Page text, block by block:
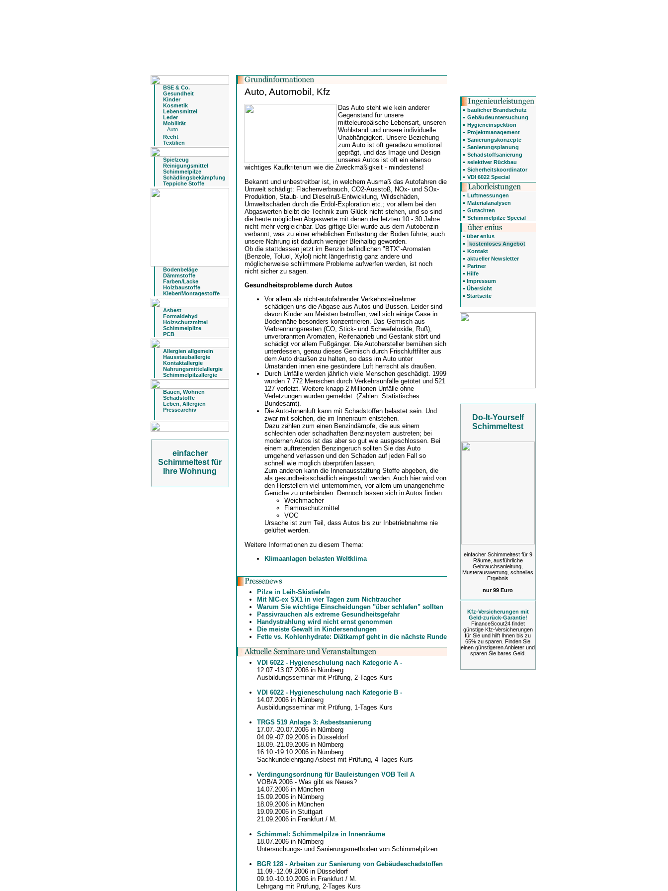
BSE & Co.
Gesundheit
Kinder
Kosmetik
Lebensmittel
Leder
Mobilität
Auto
Recht
Textilien
Spielzeug
Reinigungsmittel
Schimmelpilze
Schädlingsbekämpfung
Teppiche Stoffe
Bodenbeläge
Dämmstoffe
Farben/Lacke
Holzbaustoffe
Kleber/Montagestoffe
Asbest
Formaldehyd
Holzschutzmittel
Schimmelpilze
PCB
Allergien allgemein
Hausstauballergie
Kontaktallergie
Nahrungsmittelallergie
Schimmelpilzallergie
Bauen, Wohnen
Schadstoffe
Leben, Allergien
Pressearchiv
einfacher
Schimmeltest für
Ihre Wohnung
Auto, Automobil, Kfz
Das Auto steht wie kein anderer
Gegenstand für unsere
mitteleuropäische Lebensart, unseren
Wohlstand und unsere individuelle
Unabhängigkeit. Unsere Beziehung
zum Auto ist oft geradezu emotional
geprägt, und das Image und Design
unseres Autos ist oft ein ebenso
wichtiges Kaufkriterium wie die Zweckmäßigkeit - mindestens!
Bekannt und unbestreitbar ist, in welchem Ausmaß das Autofahren die
Umwelt schädigt: Flächenverbrauch, CO2-Ausstoß, NOx- und SOx-
Produktion, Staub- und Dieselruß-Entwicklung, Wildschäden,
Umweltschäden durch die Erdöl-Exploration etc.; vor allem bei den
Abgaswerten bleibt die Technik zum Glück nicht stehen, und so sind
die heute möglichen Abgaswerte mit denen der letzten 10 - 30 Jahre
nicht mehr vergleichbar. Das giftige Blei wurde aus dem Autobenzin
verbannt, was zu einer erheblichen Entlastung der Böden führte; auch
unsere Nahrung ist dadurch weniger Bleihaltig geworden.
Ob die stattdessen jetzt im Benzin befindlichen "BTX"-Aromaten
(Benzole, Toluol, Xylol) nicht längerfristig ganz andere und
möglicherweise schlimmere Probleme aufwerfen werden, ist noch
nicht sicher zu sagen.
Gesundheitsprobleme durch Autos
Vor allem als nicht-autofahrender Verkehrsteilnehmer
schädigen uns die Abgase aus Autos und Bussen. Leider sind
davon Kinder am Meisten betroffen, weil sich einige Gase in
Bodennähe besonders konzentrieren. Das Gemisch aus
Verbrennungsresten (CO, Stick- und Schwefeloxide, Ruß),
unverbrannten Aromaten, Reifenabrieb und Gestank stört und
schädigt vor allem Fußgänger. Die Autohersteller bemühen sich
unterdessen, genau dieses Gemisch durch Frischluftfilter aus
dem Auto draußen zu halten, so dass im Auto unter
Umständen innen eine gesündere Luft herrscht als draußen.
Durch Unfälle werden jährlich viele Menschen geschädigt. 1999
wurden 7 772 Menschen durch Verkehrsunfälle getötet und 521
127 verletzt. Weitere knapp 2 Millionen Unfälle ohne
Verletzungen wurden gemeldet. (Zahlen: Statistisches
Bundesamt).
Die Auto-Innenluft kann mit Schadstoffen belastet sein. Und
zwar mit solchen, die im Innenraum entstehen.
Dazu zählen zum einen Benzindämpfe, die aus einem
schlechten oder schadhaften Benzinsystem austreten; bei
modernen Autos ist das aber so gut wie ausgeschlossen. Bei
einem auftretenden Benzingeruch sollten Sie das Auto
umgehend verlassen und den Schaden auf jeden Fall so
schnell wie möglich überprüfen lassen.
Zum anderen kann die Innenausstattung Stoffe abgeben, die
als gesundheitsschädlich eingestuft werden. Auch hier wird von
den Herstellern viel unternommen, vor allem um unangenehme
Gerüche zu unterbinden. Dennoch lassen sich in Autos finden:
Weichmacher
Flammschutzmittel
VOC
Ursache ist zum Teil, dass Autos bis zur Inbetriebnahme nie
gelüftet werden.
Weitere Informationen zu diesem Thema:
Klimaanlagen belasten Weltklima
Pilze in Leih-Skistiefeln
Mit NIC-ex SX1 in vier Tagen zum Nichtraucher
Warum Sie wichtige Einscheidungen "über schlafen" sollten
Passivrauchen als extreme Gesundheitsgefahr
Handystrahlung wird nicht ernst genommen
Die meiste Gewalt in Kindersendungen
Fette vs. Kohlenhydrate: Diätkampf geht in die nächste Runde
VDI 6022 - Hygieneschulung nach Kategorie A -
12.07.-13.07.2006 in Nürnberg
Ausbildungsseminar mit Prüfung, 2-Tages Kurs
VDI 6022 - Hygieneschulung nach Kategorie B -
14.07.2006 in Nürnberg
Ausbildungsseminar mit Prüfung, 1-Tages Kurs
TRGS 519 Anlage 3: Asbestsanierung
17.07.-20.07.2006 in Nürnberg
04.09.-07.09.2006 in Düsseldorf
18.09.-21.09.2006 in Nürnberg
16.10.-19.10.2006 in Nürnberg
Sachkundelehrgang Asbest mit Prüfung, 4-Tages Kurs
Verdingungsordnung für Bauleistungen VOB Teil A
VOB/A 2006 - Was gibt es Neues?
14.07.2006 in München
15.09.2006 in Nürnberg
18.09.2006 in München
19.09.2006 in Stuttgart
21.09.2006 in Frankfurt / M.
Schimmel: Schimmelpilze in Innenräume
18.07.2006 in Nürnberg
Untersuchungs- und Sanierungsmethoden von Schimmelpilzen
BGR 128 - Arbeiten zur Sanierung von Gebäudeschadstoffen
11.09.-12.09.2006 in Düsseldorf
09.10.-10.10.2006 in Frankfurt / M.
Lehrgang mit Prüfung, 2-Tages Kurs
baulicher Brandschutz
Gebäudeuntersuchung
Hygieneinspektion
Projektmanagement
Sanierungskonzepte
Sanierungsplanung
Schadstoffsanierung
selektiver Rückbau
Sicherheitskoordinator
VDI 6022 Special
Luftmessungen
Materialanalysen
Gutachten
Schimmelpilze Special
über enius
kostenloses Angebot
Kontakt
aktueller Newsletter
Partner
Hilfe
Impressum
Übersicht
Startseite
Do-It-Yourself
Schimmeltest
einfacher Schimmeltest für 9
Räume, ausführliche
Gebrauchsanleitung,
Musterauswertung, schnelles
Ergebnis
nur 99 Euro
Kfz-Versicherungen mit
Geld-zurück-Garantie!
FinanceScout24 findet
günstige Kfz-Versicherungen
für Sie und hilft Ihnen bis zu
65% zu sparen. Finden Sie
einen günstigeren Anbieter und
sparen Sie bares Geld.